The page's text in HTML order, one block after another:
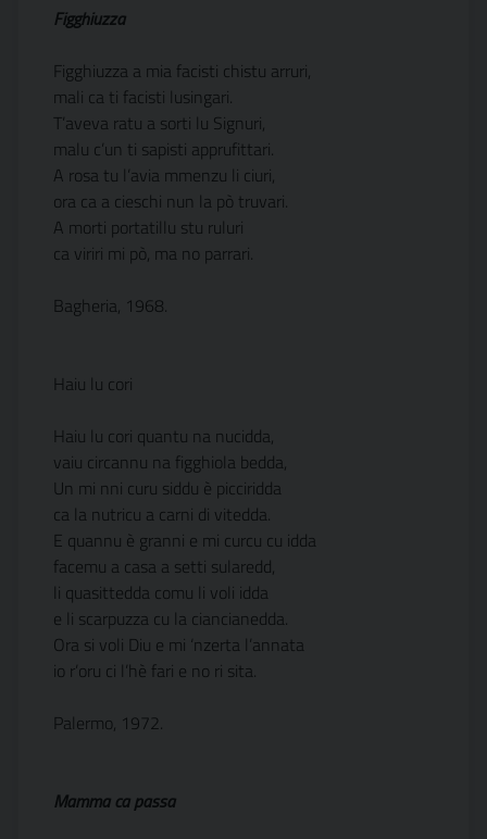
Figghiuzza
Figghiuzza a mia facisti chistu arruri,
mali ca ti facisti lusingari.
T’aveva ratu a sorti lu Signuri,
malu c’un ti sapisti apprufittari.
A rosa tu l’avia mmenzu li ciuri,
ora ca a cieschi nun la pò truvari.
A morti portatillu stu ruluri
ca viriri mi pò, ma no parrari.
Bagheria, 1968.
Haiu lu cori
Haiu lu cori quantu na nucidda,
vaiu circannu na figghiola bedda,
Un mi nni curu siddu è picciridda
ca la nutricu a carni di vitedda.
E quannu è granni e mi curcu cu idda
facemu a casa a setti sularedd,
li quasittedda comu li voli idda
e li scarpuzza cu la ciancianedda.
Ora si voli Diu e mi ‘nzerta l’annata
io r’oru ci l’hè fari e no ri sita.
Palermo, 1972.
Mamma ca passa